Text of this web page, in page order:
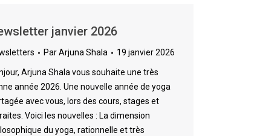
janvier 2026
ParArjuna Shala 19 janvier 2026
Arjuna Shala vous souhaite une très
année 2026. Une nouvelle année de yoga
avec vous, lors des cours, stages et
Voici les nouvelles : La dimension
du yoga, rationnelle et très